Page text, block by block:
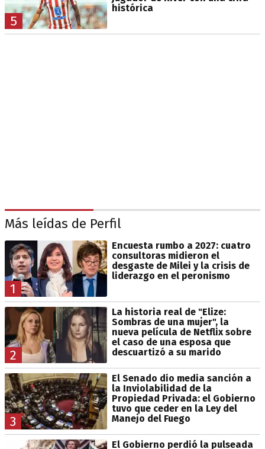
5
histórica
Más leídas de Perfil
1
Encuesta rumbo a 2027: cuatro
consultoras midieron el
desgaste de Milei y la crisis de
liderazgo en el peronismo
2
La historia real de "Elize:
Sombras de una mujer", la
nueva película de Netflix sobre
el caso de una esposa que
descuartizó a su marido
3
El Senado dio media sanción a
la Inviolabilidad de la
Propiedad Privada: el Gobierno
tuvo que ceder en la Ley del
Manejo del Fuego
El Gobierno perdió la pulseada